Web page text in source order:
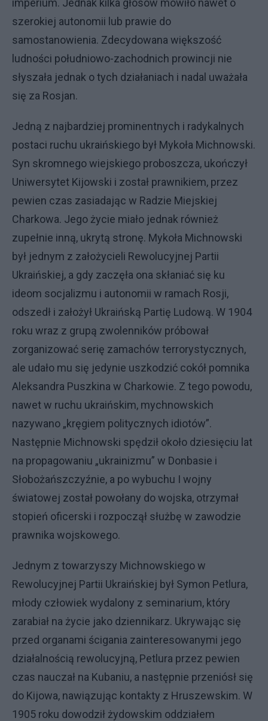
imperium. Jednak kilka głosów mówiło nawet o
szerokiej autonomii lub prawie do
samostanowienia. Zdecydowana większość
ludności południowo-zachodnich prowincji nie
słyszała jednak o tych działaniach i nadal uważała
się za Rosjan.
Jedną z najbardziej prominentnych i radykalnych
postaci ruchu ukraińskiego był Mykoła Michnowski.
Syn skromnego wiejskiego proboszcza, ukończył
Uniwersytet Kijowski i został prawnikiem, przez
pewien czas zasiadając w Radzie Miejskiej
Charkowa. Jego życie miało jednak również
zupełnie inną, ukrytą stronę. Mykoła Michnowski
był jednym z założycieli Rewolucyjnej Partii
Ukraińskiej, a gdy zaczęła ona skłaniać się ku
ideom socjalizmu i autonomii w ramach Rosji,
odszedł i założył Ukraińską Partię Ludową. W 1904
roku wraz z grupą zwolenników próbował
zorganizować serię zamachów terrorystycznych,
ale udało mu się jedynie uszkodzić cokół pomnika
Aleksandra Puszkina w Charkowie. Z tego powodu,
nawet w ruchu ukraińskim, mychnowskich
nazywano „kręgiem politycznych idiotów”.
Następnie Michnowski spędził około dziesięciu lat
na propagowaniu „ukrainizmu” w Donbasie i
Słobożańszczyźnie, a po wybuchu I wojny
światowej został powołany do wojska, otrzymał
stopień oficerski i rozpoczął służbę w zawodzie
prawnika wojskowego.
Jednym z towarzyszy Michnowskiego w
Rewolucyjnej Partii Ukraińskiej był Symon Petlura,
młody człowiek wydalony z seminarium, który
zarabiał na życie jako dziennikarz. Ukrywając się
przed organami ścigania zainteresowanymi jego
działalnością rewolucyjną, Petlura przez pewien
czas nauczał na Kubaniu, a następnie przeniósł się
do Kijowa, nawiązując kontakty z Hruszewskim. W
1905 roku dowodził żydowskim oddziałem